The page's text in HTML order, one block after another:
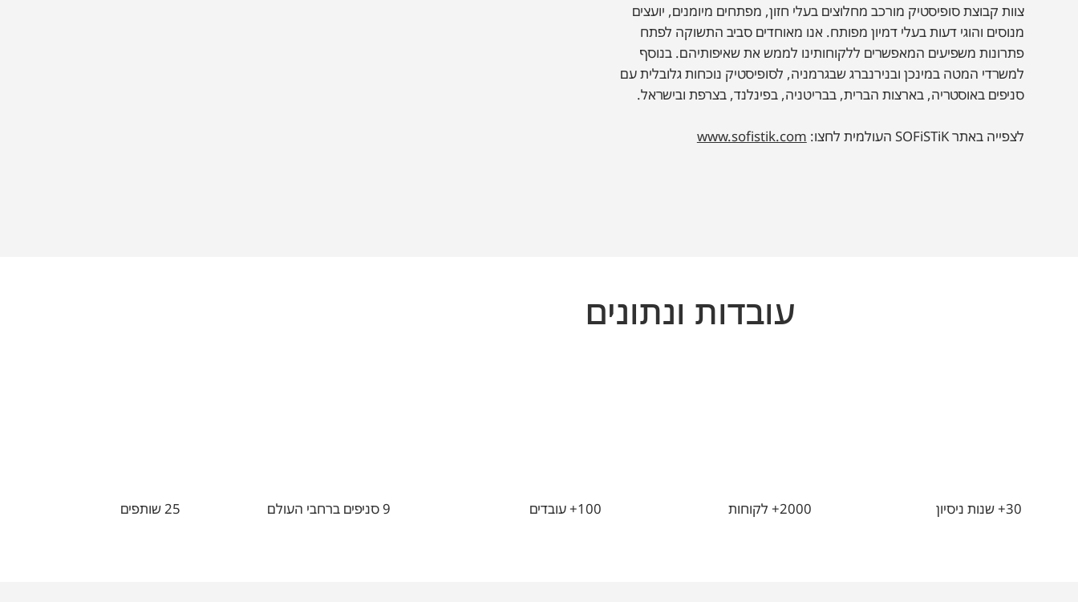
צוות קבוצת סופיסטיק מורכב מחלוצים בעלי חזון, מפתחים מיומנים, יועצים
מנוסים והוגי דעות בעלי דמיון מפותח. אנו מאוחדים סביב התשוקה לפתח
פתרונות משפיעים המאפשרים ללקוחותינו לממש את שאיפותיהם. בנוסף
למשרדי המטה במינכן ובנירנברג שבגרמניה, לסופיסטיק נוכחות גלובלית עם
סניפים באוסטריה, בארצות הברית, בבריטניה, בפינלנד, בצרפת ובישראל.
לצפייה באתר SOFiSTiK העולמית לחצו: www.sofistik.com
עובדות ונתונים
25 שותפים 9 סניפים ברחבי העולם 100+ עובדים 2000+ לקוחות 30+ שנות ניסיון